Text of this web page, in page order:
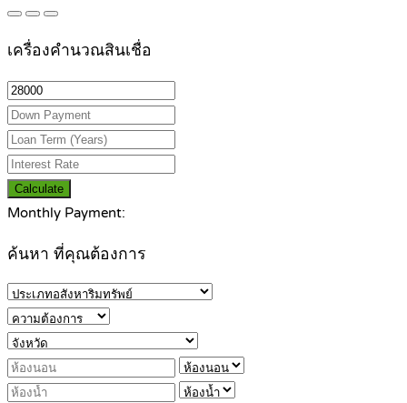
เครื่องคำนวณสินเชื่อ
Calculate
Monthly Payment:
ค้นหา ที่คุณต้องการ